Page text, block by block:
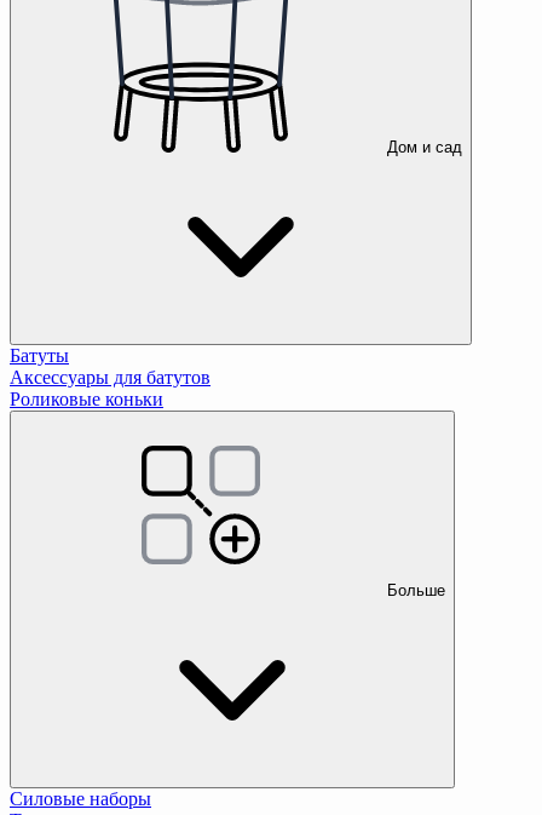
Дом и сад
Батуты
Аксессуары для батутов
Роликовые коньки
Больше
Силовые наборы